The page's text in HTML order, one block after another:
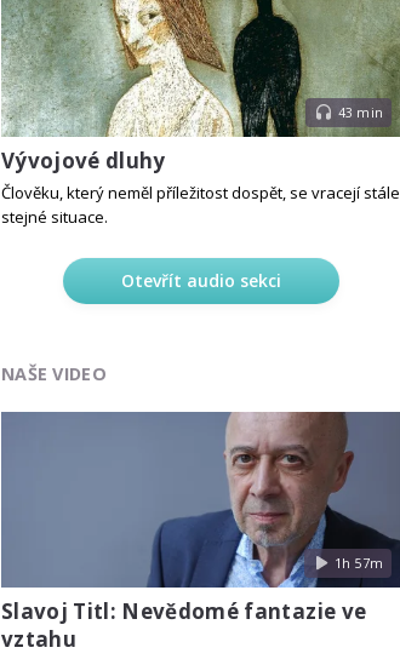
43 min
Vývojové dluhy
Člověku, který neměl příležitost dospět, se vracejí stále
stejné situace.
Otevřít audio sekci
NAŠE VIDEO
1h 57m
Slavoj Titl: Nevědomé fantazie ve
vztahu